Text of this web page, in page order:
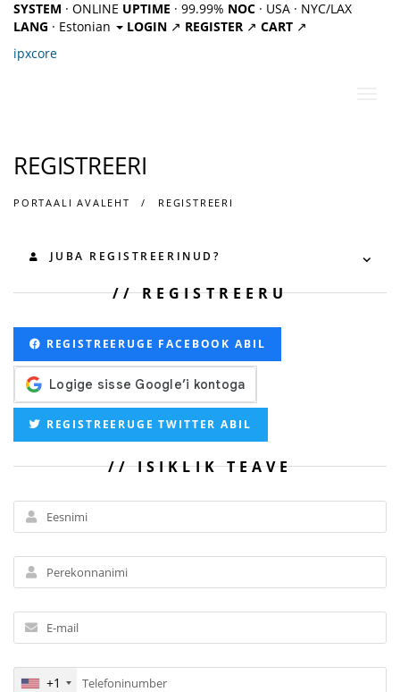
SYSTEM · ONLINE UPTIME · 99.99% NOC · USA · NYC/LAX
LANG · Estonian LOGIN ↗ REGISTER ↗ CART ↗
ipxcore
REGISTREERI
PORTAALI AVALEHT REGISTREERI
JUBA REGISTREERINUD?
REGISTREERU
REGISTREERUGE FACEBOOK ABIL
REGISTREERUGE TWITTER ABIL
ISIKLIK TEAVE
+1